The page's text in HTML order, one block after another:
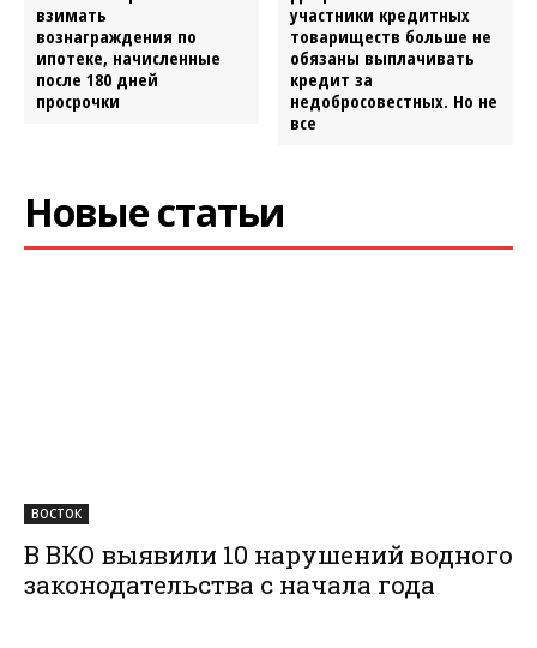
взимать
вознаграждения по
ипотеке, начисленные
после 180 дней
просрочки
участники кредитных
товариществ больше не
обязаны выплачивать
кредит за
недобросовестных. Но не
все
Новые статьи
ВОСТОК
В ВКО выявили 10 нарушений водного
законодательства с начала года